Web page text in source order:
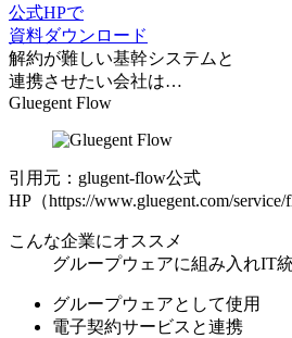
公式HPで
資料ダウンロード
解約が難しい基幹システムと
連携させたい会社は…
Gluegent Flow
引用元：glugent-flow公式
HP（https://www.gluegent.com/service/
こんな企業にオススメ
グループウェアに組み入れIT
グループウェアとして使用
電子契約サービスと連携